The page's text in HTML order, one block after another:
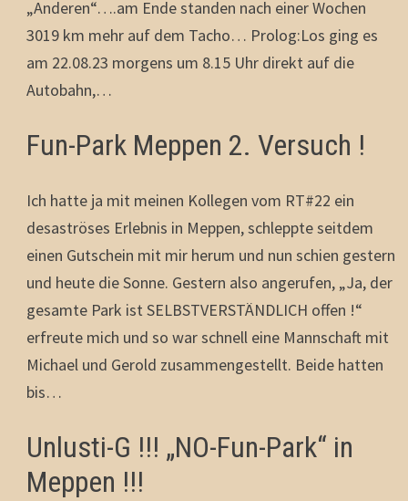
„Anderen“….am Ende standen nach einer Wochen
3019 km mehr auf dem Tacho… Prolog:Los ging es
am 22.08.23 morgens um 8.15 Uhr direkt auf die
Autobahn,…
Fun-Park Meppen 2. Versuch !
Ich hatte ja mit meinen Kollegen vom RT#22 ein
desaströses Erlebnis in Meppen, schleppte seitdem
einen Gutschein mit mir herum und nun schien gestern
und heute die Sonne. Gestern also angerufen, „Ja, der
gesamte Park ist SELBSTVERSTÄNDLICH offen !“
erfreute mich und so war schnell eine Mannschaft mit
Michael und Gerold zusammengestellt. Beide hatten
bis…
Unlusti-G !!! „NO-Fun-Park“ in
Meppen !!!